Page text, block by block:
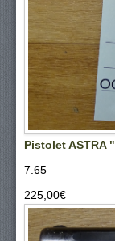
Pistolet ASTRA
7.65
225,00‎€